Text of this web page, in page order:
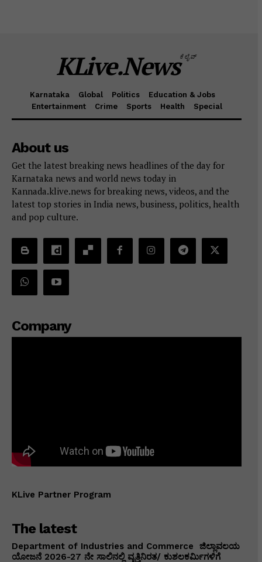
KLive.Newsಕೆಲೈವ್
Karnataka Global Politics
Education & Jobs
Entertainment
Crime Sports Health Special
About us
Get the latest breaking news headlines of the day for
Karnataka news and world news today in
Kannada.klive.news for breaking news, videos, and the
latest top stories in India news, business, politics, health
and pop culture.
Company
KLive Partner Program
The latest
Department of Industries and Commerce ಜಿಲ್ಲಾವಲಯ
ಯೋಜನೆ 2026-27 ನೇ ಸಾಲಿನಲ್ಲಿ ವೃತ್ತಿನಿರತ/ ಕುಶಲಕರ್ಮಿಗಳಿಗೆ